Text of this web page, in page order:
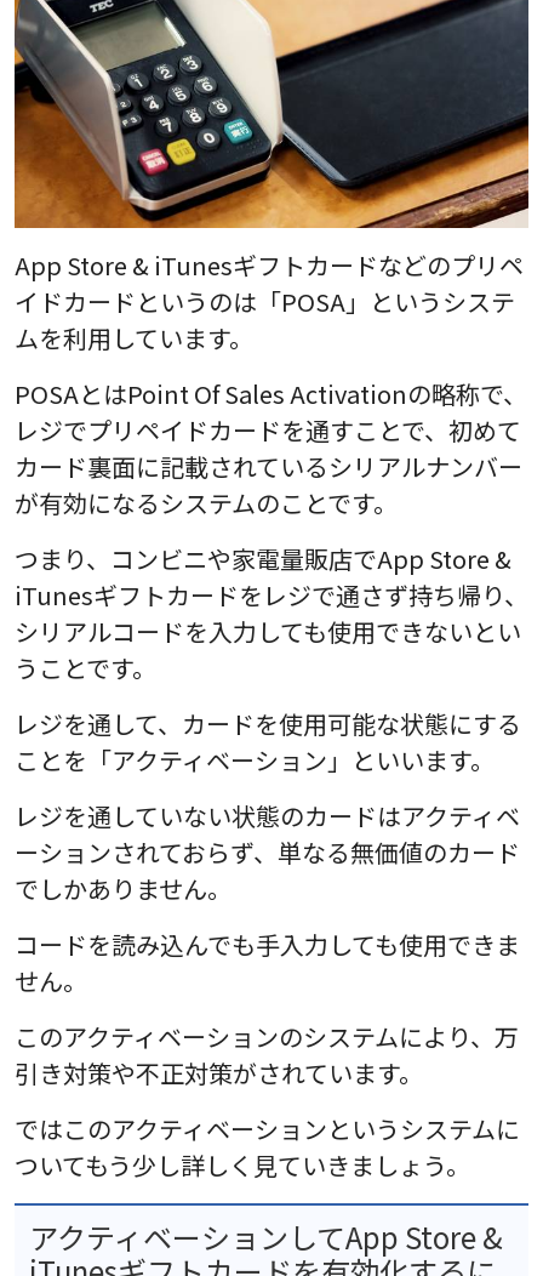
App Store & iTunesギフトカードなどのプリペ
イドカードというのは「POSA」というシステ
ムを利用しています。
POSAとはPoint Of Sales Activationの略称で、
レジでプリペイドカードを通すことで、初めて
カード裏面に記載されているシリアルナンバー
が有効になるシステムのことです。
つまり、コンビニや家電量販店でApp Store &
iTunesギフトカードをレジで通さず持ち帰り、
シリアルコードを入力しても使用できないとい
うことです。
レジを通して、カードを使用可能な状態にする
ことを「アクティベーション」といいます。
レジを通していない状態のカードはアクティベ
ーションされておらず、単なる無価値のカード
でしかありません。
コードを読み込んでも手入力しても使用できま
せん。
このアクティベーションのシステムにより、万
引き対策や不正対策がされています。
ではこのアクティベーションというシステムに
ついてもう少し詳しく見ていきましょう。
アクティベーションしてApp Store &